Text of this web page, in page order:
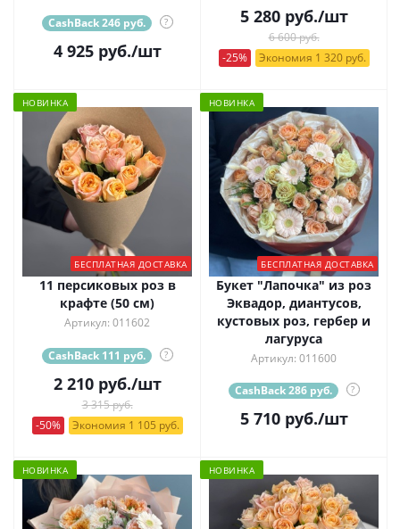
CashBack 246 руб. ?
4 925руб./шт
5 280руб./шт
6 600 руб.
-25%
Экономия 1 320 руб.
НОВИНКА
БЕСПЛАТНАЯ ДОСТАВКА
11 персиковых роз в
крафте (50 см)
Артикул: 011602
CashBack 111 руб. ?
2 210руб./шт
3 315 руб.
-50%
Экономия 1 105 руб.
НОВИНКА
БЕСПЛАТНАЯ ДОСТАВКА
Букет "Лапочка" из роз
Эквадор, диантусов,
кустовых роз, гербер и
лагуруса
Артикул: 011600
CashBack 286 руб. ?
5 710руб./шт
НОВИНКА НОВИНКА